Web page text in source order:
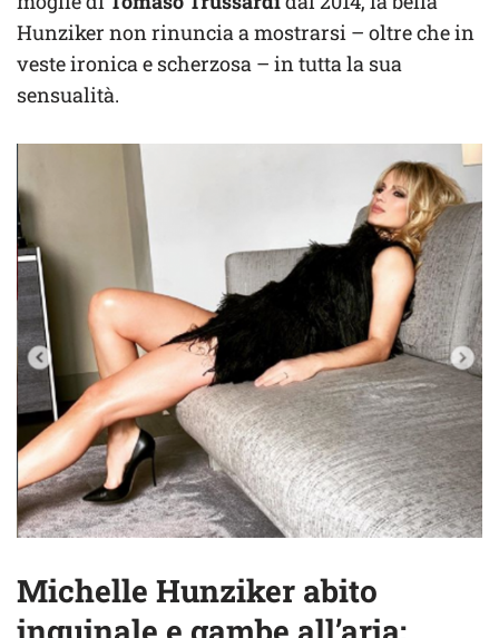
Hunziker non rinuncia a mostrarsi – oltre che in
veste ironica e scherzosa – in tutta la sua
sensualità.
Michelle Hunziker abito